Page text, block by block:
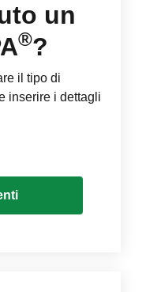
un
®?
il tipo di
inserire i dettagli